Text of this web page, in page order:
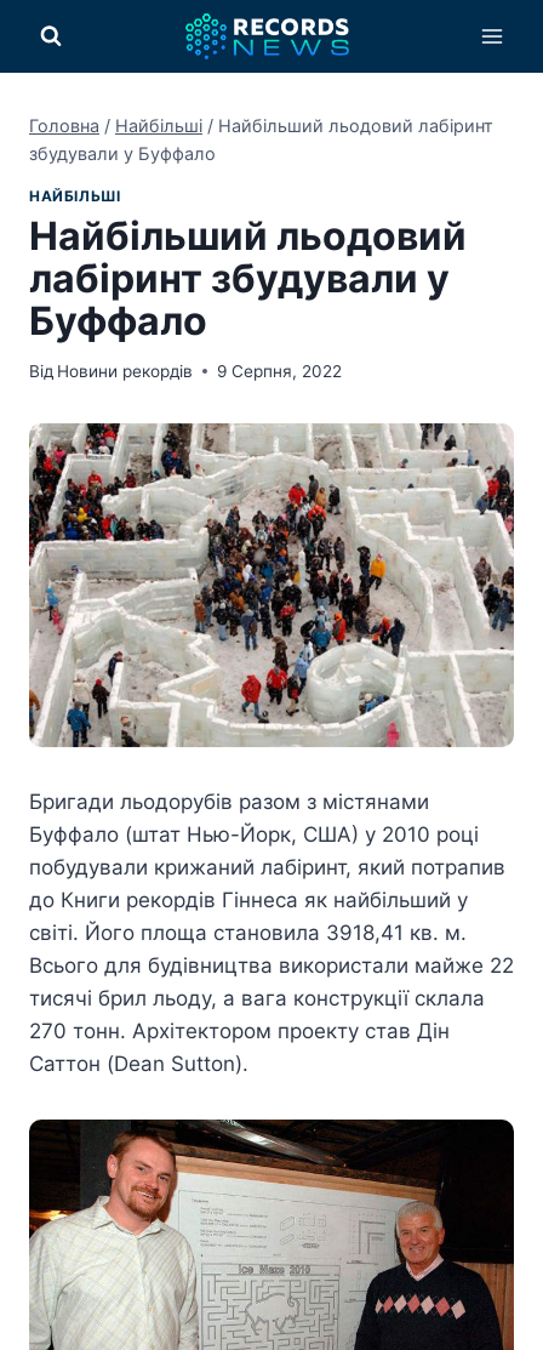
вмісту
Головна / Найбільші / Найбільший льодовий лабіринт
збудували у Буффало
НАЙБІЛЬШІ
Найбільший льодовий
лабіринт збудували у
Буффало
Від Новини рекордів 9 Серпня, 2022
Бригади льодорубів разом з містянами
Буффало (штат Нью-Йорк, США) у 2010 році
побудували крижаний лабіринт, який потрапив
до Книги рекордів Гіннеса як найбільший у
світі. Його площа становила 3918,41 кв. м.
Всього для будівництва використали майже 22
тисячі брил льоду, а вага конструкції склала
270 тонн. Архітектором проекту став Дін
Саттон (Dean Sutton).